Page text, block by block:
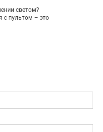
светом?
с пультом – это